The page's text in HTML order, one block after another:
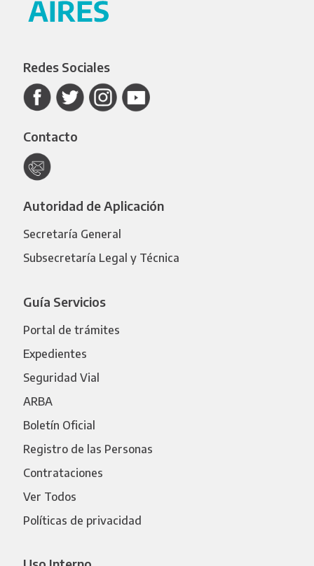
Redes Sociales
Contacto
Autoridad de Aplicación
Secretaría General
Subsecretaría Legal y Técnica
Guía Servicios
Portal de trámites
Expedientes
Seguridad Vial
ARBA
Boletín Oficial
Registro de las Personas
Contrataciones
Ver Todos
Políticas de privacidad